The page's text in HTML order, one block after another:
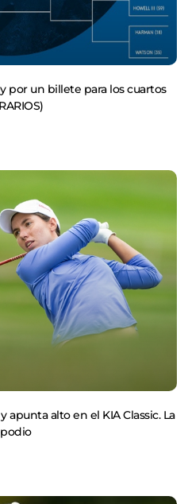
por un billete para los cuartos
apunta alto en el KIA Classic. La